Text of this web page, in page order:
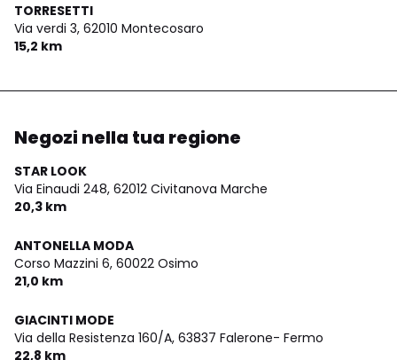
TORRESETTI
Via verdi 3, 62010 Montecosaro
15,2 km
Negozi nella tua regione
STAR LOOK
Via Einaudi 248, 62012 Civitanova Marche
20,3 km
ANTONELLA MODA
Corso Mazzini 6, 60022 Osimo
21,0 km
GIACINTI MODE
Via della Resistenza 160/A, 63837 Falerone- Fermo
22,8 km